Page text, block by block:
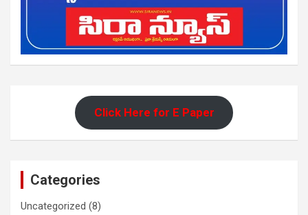
Click Here for E Paper
Categories
Uncategorized (8)